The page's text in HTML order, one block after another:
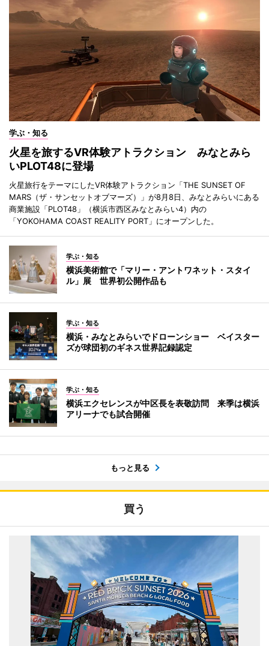
学ぶ・知る
火星を旅するVR体験アトラクション みなとみら
いPLOT48に登場
火星旅行をテーマにしたVR体験アトラクション「THE SUNSET OF
MARS（ザ・サンセットオブマーズ）」が8月8日、みなとみらいにある
商業施設「PLOT48」（横浜市西区みなとみらい4）内の
「YOKOHAMA COAST REALITY PORT」にオープンした。
学ぶ・知る
横浜美術館で「マリー・アントワネット・スタイ
ル」展 世界初公開作品も
学ぶ・知る
横浜・みなとみらいでドローンショー ベイスター
ズが球団初のギネス世界記録認定
学ぶ・知る
横浜エクセレンスが中区長を表敬訪問 来季は横浜
アリーナでも試合開催
もっと見る
買う